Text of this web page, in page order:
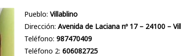
Pueblo: Villablino
Dirección: Avenida de Laciana nº 17 – 24100 –
Teléfono: 987470409
Teléfono 2: 606082725